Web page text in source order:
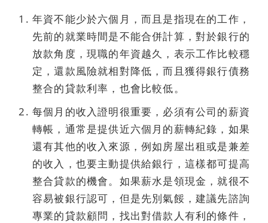
年資不能少於六個月 ，而且是指現在的工作，
先前的就業時間是不能合併計算，對於銀行的
放款角度，現職的年資越久，表示工作比較穩
定，還款風險就相對降低，而且獲得銀行債務
整合的貸款利率，也會比較低。
每個月的收入證明很重要 ，必須有公司的薪資
轉帳，通常是提供近六個月的薪轉紀錄，如果
還有其他的收入來源，例如房屋出租或是兼差
的收入，也要主動提供給銀行，這樣都可提高
整合貸款的機會。如果薪水是領現金，就很不
容易被銀行認可，但是先別氣餒，建議先諮詢
專業的貸款顧問，找出對借款人有利的條件，